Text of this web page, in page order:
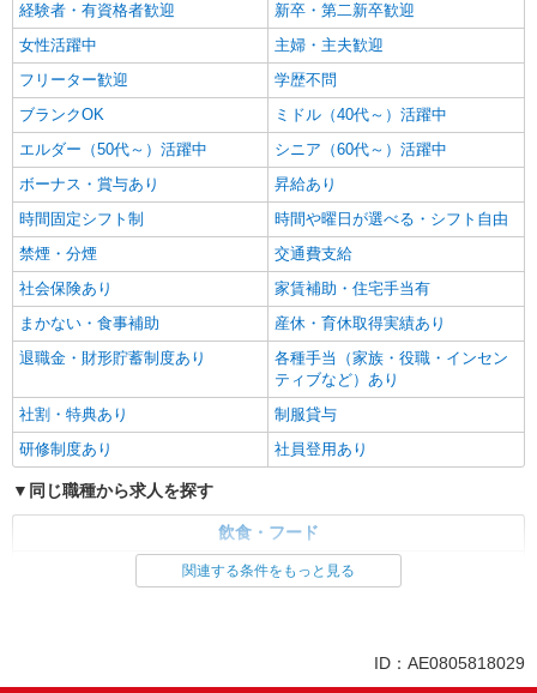
経験者・有資格者歓迎
新卒・第二新卒歓迎
女性活躍中
主婦・主夫歓迎
フリーター歓迎
学歴不問
ブランクOK
ミドル（40代～）活躍中
エルダー（50代～）活躍中
シニア（60代～）活躍中
ボーナス・賞与あり
昇給あり
時間固定シフト制
時間や曜日が選べる・シフト自由
禁煙・分煙
交通費支給
社会保険あり
家賃補助・住宅手当有
まかない・食事補助
産休・育休取得実績あり
退職金・財形貯蓄制度あり
各種手当（家族・役職・インセン
ティブなど）あり
社割・特典あり
制服貸与
研修制度あり
社員登用あり
同じ職種から求人を探す
飲食・フード
調理・調理補助・調理師
未経験歓迎
ミドル（40代～）活躍中
関連する条件をもっと見る
ID：AE0805818029